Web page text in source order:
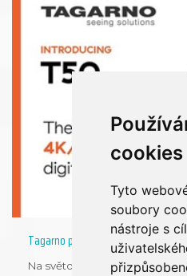
cookies
Tyto
soubory
nástroje s
Tagarno představilo nový model
Na světovém veletrhu